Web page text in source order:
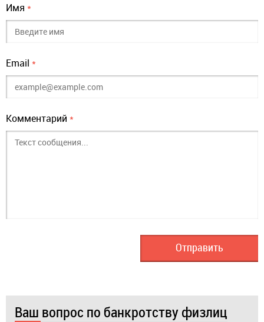
Имя *
Email *
Комментарий *
Ваш вопрос по банкротству физлиц